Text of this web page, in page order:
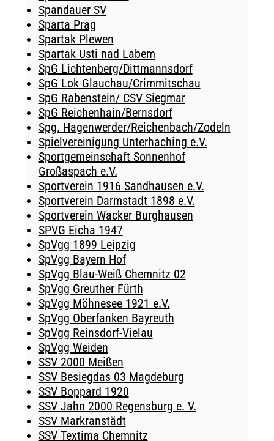
Spandauer SV
Sparta Prag
Spartak Plewen
Spartak Usti nad Labem
SpG Lichtenberg/Dittmannsdorf
SpG Lok Glauchau/Crimmitschau
SpG Rabenstein/ CSV Siegmar
SpG Reichenhain/Bernsdorf
Spg. Hagenwerder/Reichenbach/Zodeln
Spielvereinigung Unterhaching e.V.
Sportgemeinschaft Sonnenhof
Großaspach e.V.
Sportverein 1916 Sandhausen e.V.
Sportverein Darmstadt 1898 e.V.
Sportverein Wacker Burghausen
SPVG Eicha 1947
SpVgg 1899 Leipzig
SpVgg Bayern Hof
SpVgg Blau-Weiß Chemnitz 02
SpVgg Greuther Fürth
SpVgg Möhnesee 1921 e.V.
SpVgg Oberfanken Bayreuth
SpVgg Reinsdorf-Vielau
SpVgg Weiden
SSV 2000 Meißen
SSV Besiegdas 03 Magdeburg
SSV Boppard 1920
SSV Jahn 2000 Regensburg e. V.
SSV Markranstädt
SSV Textima Chemnitz